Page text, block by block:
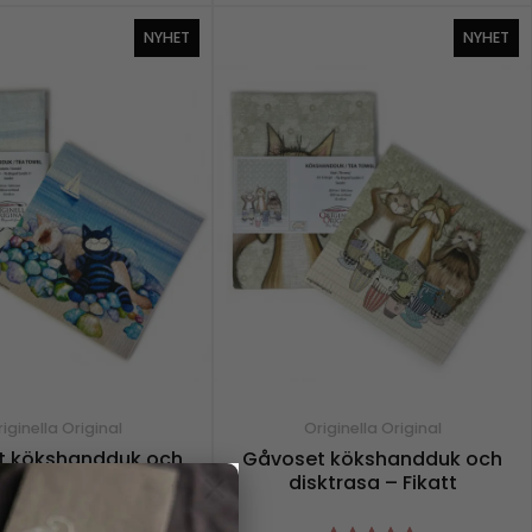
×
NYHET
Original
kökshandduk och
– Strandsatta
NYHET
Originella Original
Gåvoset kökshandduk och
disktrasa – Fikatt